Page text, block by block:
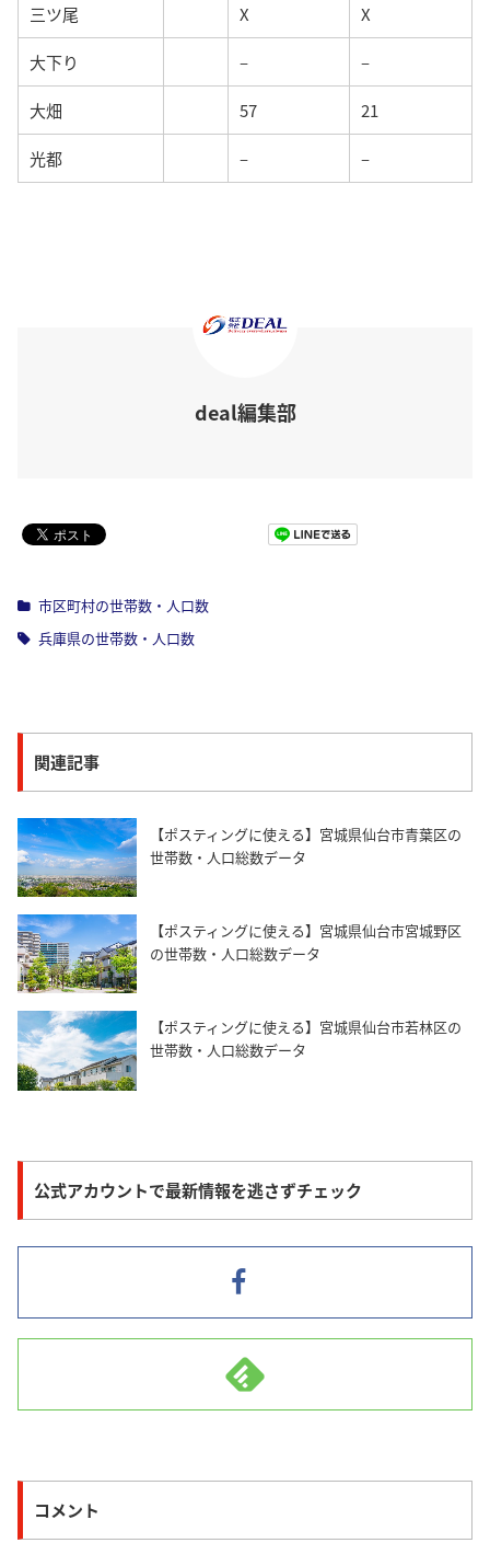
三ツ尾 X X
大下り – –
大畑 57 21
光都 – –
deal編集部
市区町村の世帯数・人口数
兵庫県の世帯数・人口数
関連記事
【ポスティングに使える】宮城県仙台市青葉区の
世帯数・人口総数データ
【ポスティングに使える】宮城県仙台市宮城野区
の世帯数・人口総数データ
【ポスティングに使える】宮城県仙台市若林区の
世帯数・人口総数データ
公式アカウントで最新情報を逃さずチェック
コメント